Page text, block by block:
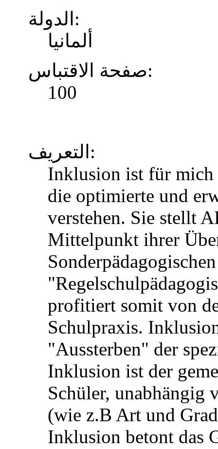
الدولة:
ألمانيا
صفحة الاقتباس:
100
التعريف:
Inklusion ist für mich
die optimierte und
verstehen. Sie stellt
Mittelpunkt ihrer
profitiert somit von
Schulpraxis.
"Aussterben" der
Inklusion ist der
Schüler, unabhängig
(wie z.B Art und
Inklusion betont das